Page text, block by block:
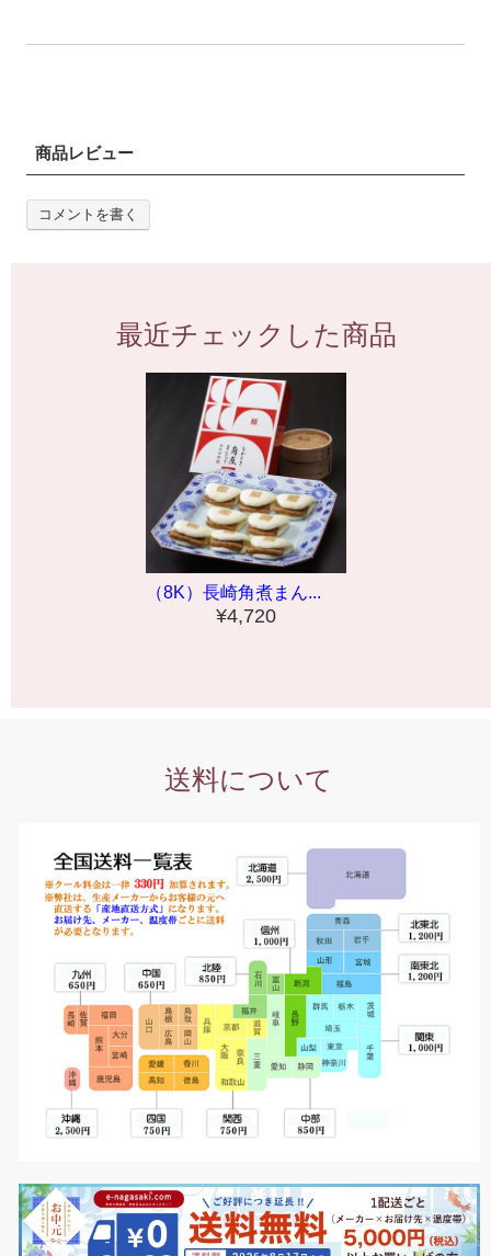
商品レビュー
コメントを書く
最近チェックした商品
（8K）長崎角煮まん...
¥4,720
送料について